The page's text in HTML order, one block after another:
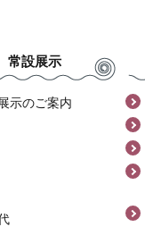
常設展示
示のご案内